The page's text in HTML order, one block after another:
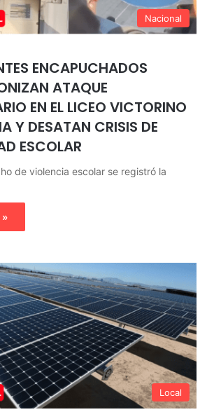
Nacional
ENCAPUCHADOS
ATAQUE
EN EL LICEO VICTORINO
Y DESATAN CRISIS DE
ESCOLAR
de violencia escolar se registró la
»
Local